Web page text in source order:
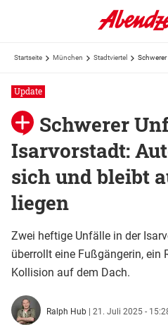
Startseite München Stadtviertel
Update
Schwerer
Isarvorstadt:
sich und bleibt
liegen
Zwei heftige Unfälle in der
überrollt eine Fußgängerin, ein
Kollision auf dem Dach.
Ralph Hub | 21. Juli 2025 -